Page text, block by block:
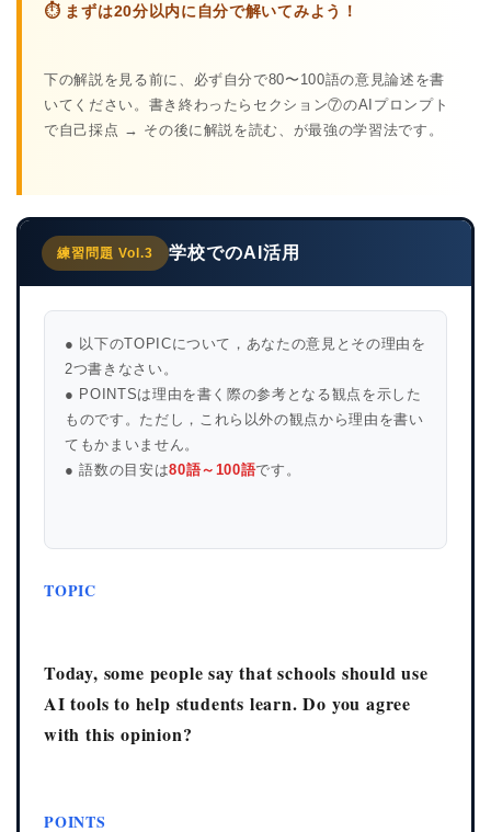
⏱ まずは20分以内に自分で解いてみよう！
下の解説を見る前に、必ず自分で80〜100語の意見論述を書
いてください。書き終わったらセクション⑦のAIプロンプト
で自己採点 → その後に解説を読む、が最強の学習法です。
練習問題 Vol.3 学校でのAI活用
● 以下のTOPICについて，あなたの意見とその理由を
2つ書きなさい。
● POINTSは理由を書く際の参考となる観点を示した
ものです。ただし，これら以外の観点から理由を書い
てもかまいません。
● 語数の目安は80語～100語です。
TOPIC
Today, some people say that schools should use
AI tools to help students learn. Do you agree
with this opinion?
POINTS